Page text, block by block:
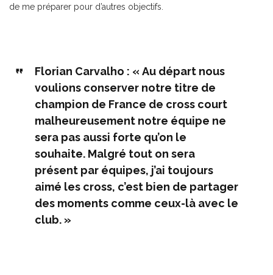
de me préparer pour d’autres objectifs.
Florian Carvalho : « Au départ nous
voulions conserver notre titre de
champion de France de cross court
malheureusement notre équipe ne
sera pas aussi forte qu’on le
souhaite. Malgré tout on sera
présent par équipes, j’ai toujours
aimé les cross, c’est bien de partager
des moments comme ceux-là avec le
club. »